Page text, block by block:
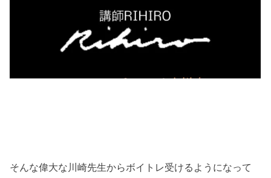
そんな偉大な川崎先生からボイトレ受けるようになって